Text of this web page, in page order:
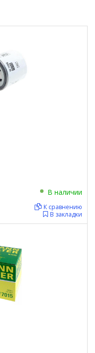
В наличии
В закладки
К сравнению